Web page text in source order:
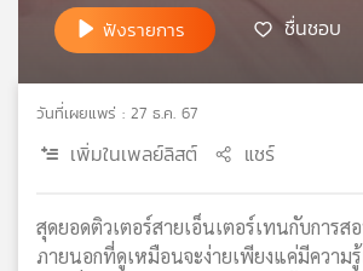
ฟังรายการ ชื่นชอบ
วันที่เผยแพร่ : 27 ธ.ค. 67
เพิ่มในเพลย์ลิสต์ แชร์
สุดยอดติวเตอร์สายเอ็นเตอร์เทนกับการ
ภายนอกที่ดูเหมือนจะง่ายเพียงแค่มีความ